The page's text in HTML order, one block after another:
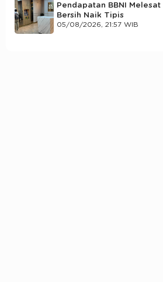
Pendapatan BBNI Melesat
Bersih Naik Tipis
05/08/2026, 21:57 WIB